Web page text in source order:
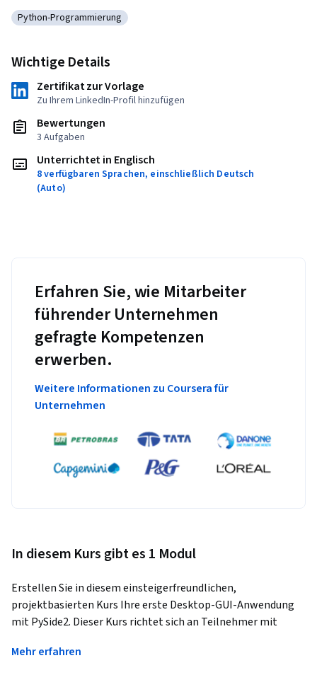
Kategorie: Python-Programmierung
Python-Programmierung
Wichtige Details
Zertifikat zur Vorlage
Zu Ihrem LinkedIn-Profil hinzufügen
Bewertungen
3 Aufgaben
Unterrichtet in Englisch
8 verfügbaren Sprachen, einschließlich Deutsch
(Auto)
Erfahren Sie, wie Mitarbeiter
führender Unternehmen
gefragte Kompetenzen
erwerben.
Weitere Informationen zu Coursera für
Unternehmen
In diesem Kurs gibt es 1 Modul
Erstellen Sie in diesem einsteigerfreundlichen,
projektbasierten Kurs Ihre erste Desktop-GUI-Anwendung
mit PySide2. Dieser Kurs richtet sich an Teilnehmer mit
einer interaktiven Desktop-Anwendung, die strukturierte
Mehr erfahren